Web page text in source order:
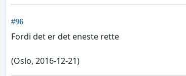
#96
Fordi det er det eneste rette
(Oslo, 2016-12-21)